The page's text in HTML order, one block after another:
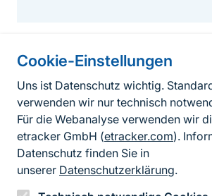
Cookie-Einstellungen
Uns ist Datenschutz wichtig.
verwenden wir nur technisch
Für die Webanalyse verwenden wir
etracker GmbH (etracker.com).
Datenschutz finden Sie in
unserer Datenschutzerklärung.
Informationen zur Seite
FußzeileKontakt zum BfN
Kontaktformular
Erklärung zur
Impressum